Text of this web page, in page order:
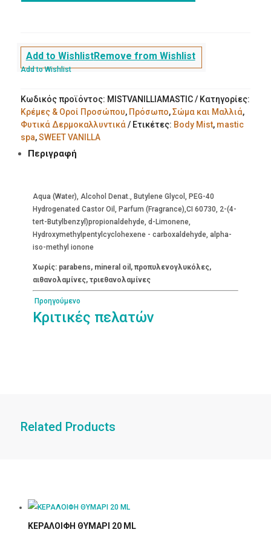
Add to WishlistRemove from Wishlist
Add to Wishlist
Κωδικός προϊόντος: MISTVANILLIAMASTIC
Κατηγορίες:
Κρέμες & Οροί Προσώπου, Πρόσωπο,Σώμα και Μαλλιά,
Φυτικά Δερμοκαλλυντικά
Ετικέτες: Body Mist, mastic
spa,SWEET VANILLA
Περιγραφή
Aqua (Water), Alcohol Denat., Butylene Glycol, PEG-40
Hydrogenated Castor Oil, Parfum (Fragrance),CI 60730, 2-(4-
tert-Butylbenzyl)propionaldehyde, d-Limonene,
Hydroxymethylpentylcyclohexene - carboxaldehyde, alpha-
iso-methyl ionone
Χωρίς: parabens, mineral oil, προπυλενογλυκόλες,
αιθανολαμίνες, τριεθανολαμίνες
Προηγούμενο
Κριτικές πελατών
Related Products
ΚΕΡΑΛΟΙΦΗ ΘΥΜΑΡΙ 20 ML